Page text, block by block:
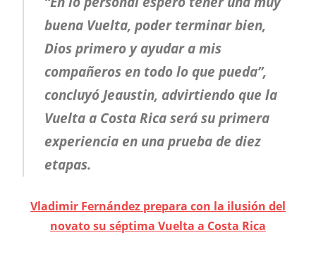
buena Vuelta, poder terminar bien,
Dios primero y ayudar a mis
compañeros en todo lo que pueda”,
concluyó Jeaustin, advirtiendo que la
Vuelta a Costa Rica será su primera
experiencia en una prueba de diez
etapas.
Vladimir Fernández prepara con la ilusión del
novato su séptima Vuelta a Costa Rica